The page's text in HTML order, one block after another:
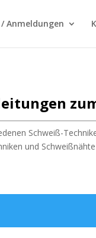
Anmeldungen
Schweiß-
und